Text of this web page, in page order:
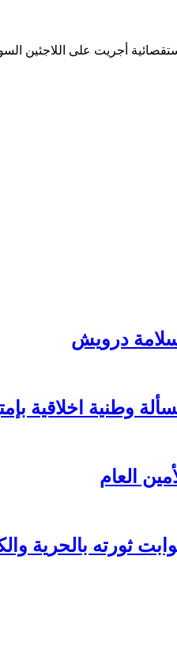
أجريت على اللاجئين
سلامة درويش
وطنية اخلاقية
العام
ثورته بالحرية